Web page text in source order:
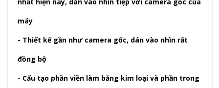
máy
- Thiết kế gần như camera gốc, dán vào nhìn rất
đồng bộ
- Cấu tạo phần viền làm bằng kim loại và phần trong